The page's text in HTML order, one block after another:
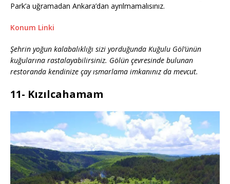
Park’a uğramadan Ankara’dan ayrılmamalısınız.
Konum Linki
Şehrin yoğun kalabalıklığı sizi yorduğunda Kuğulu Göl’ünün
kuğularına rastalayabilirsiniz. Gölün çevresinde bulunan
restoranda kendinize çay ısmarlama imkanınız da mevcut.
11- Kızılcahamam